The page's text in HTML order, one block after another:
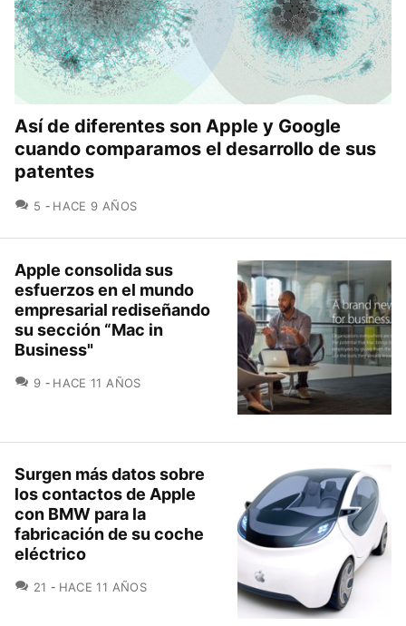
Así de diferentes son Apple y Google
cuando comparamos el desarrollo de sus
patentes
5 COMENTARIOS
HACE 9 AÑOS
Apple consolida sus
esfuerzos en el mundo
empresarial rediseñando
su sección “Mac in
Business"
9 COMENTARIOS
HACE 11 AÑOS
Surgen más datos sobre
los contactos de Apple
con BMW para la
fabricación de su coche
eléctrico
21 COMENTARIOS
HACE 11 AÑOS